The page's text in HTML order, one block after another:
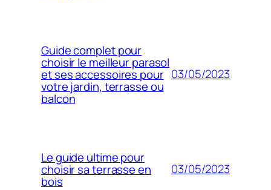
Guide complet pour
choisir le meilleur parasol
et ses accessoires pour
votre jardin, terrasse ou
balcon
03/05/2023
Le guide ultime pour
choisir sa terrasse en
bois
03/05/2023